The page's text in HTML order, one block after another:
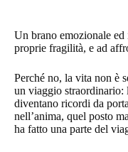
Un brano emozionale
proprie fragilità, e ad
Perché no, la vita non è
un viaggio straordinario:
diventano ricordi da
nell’anima, quel posto
ha fatto una parte del